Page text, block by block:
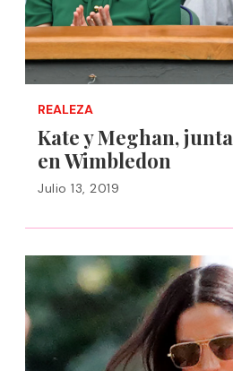
REALEZA
Kate y Meghan,
en Wimbledon
Julio 13, 2019